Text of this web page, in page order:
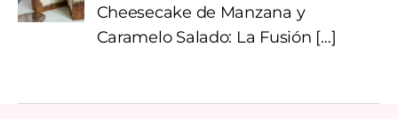
Cheesecake de Manzana y
Caramelo Salado: La Fusión […]